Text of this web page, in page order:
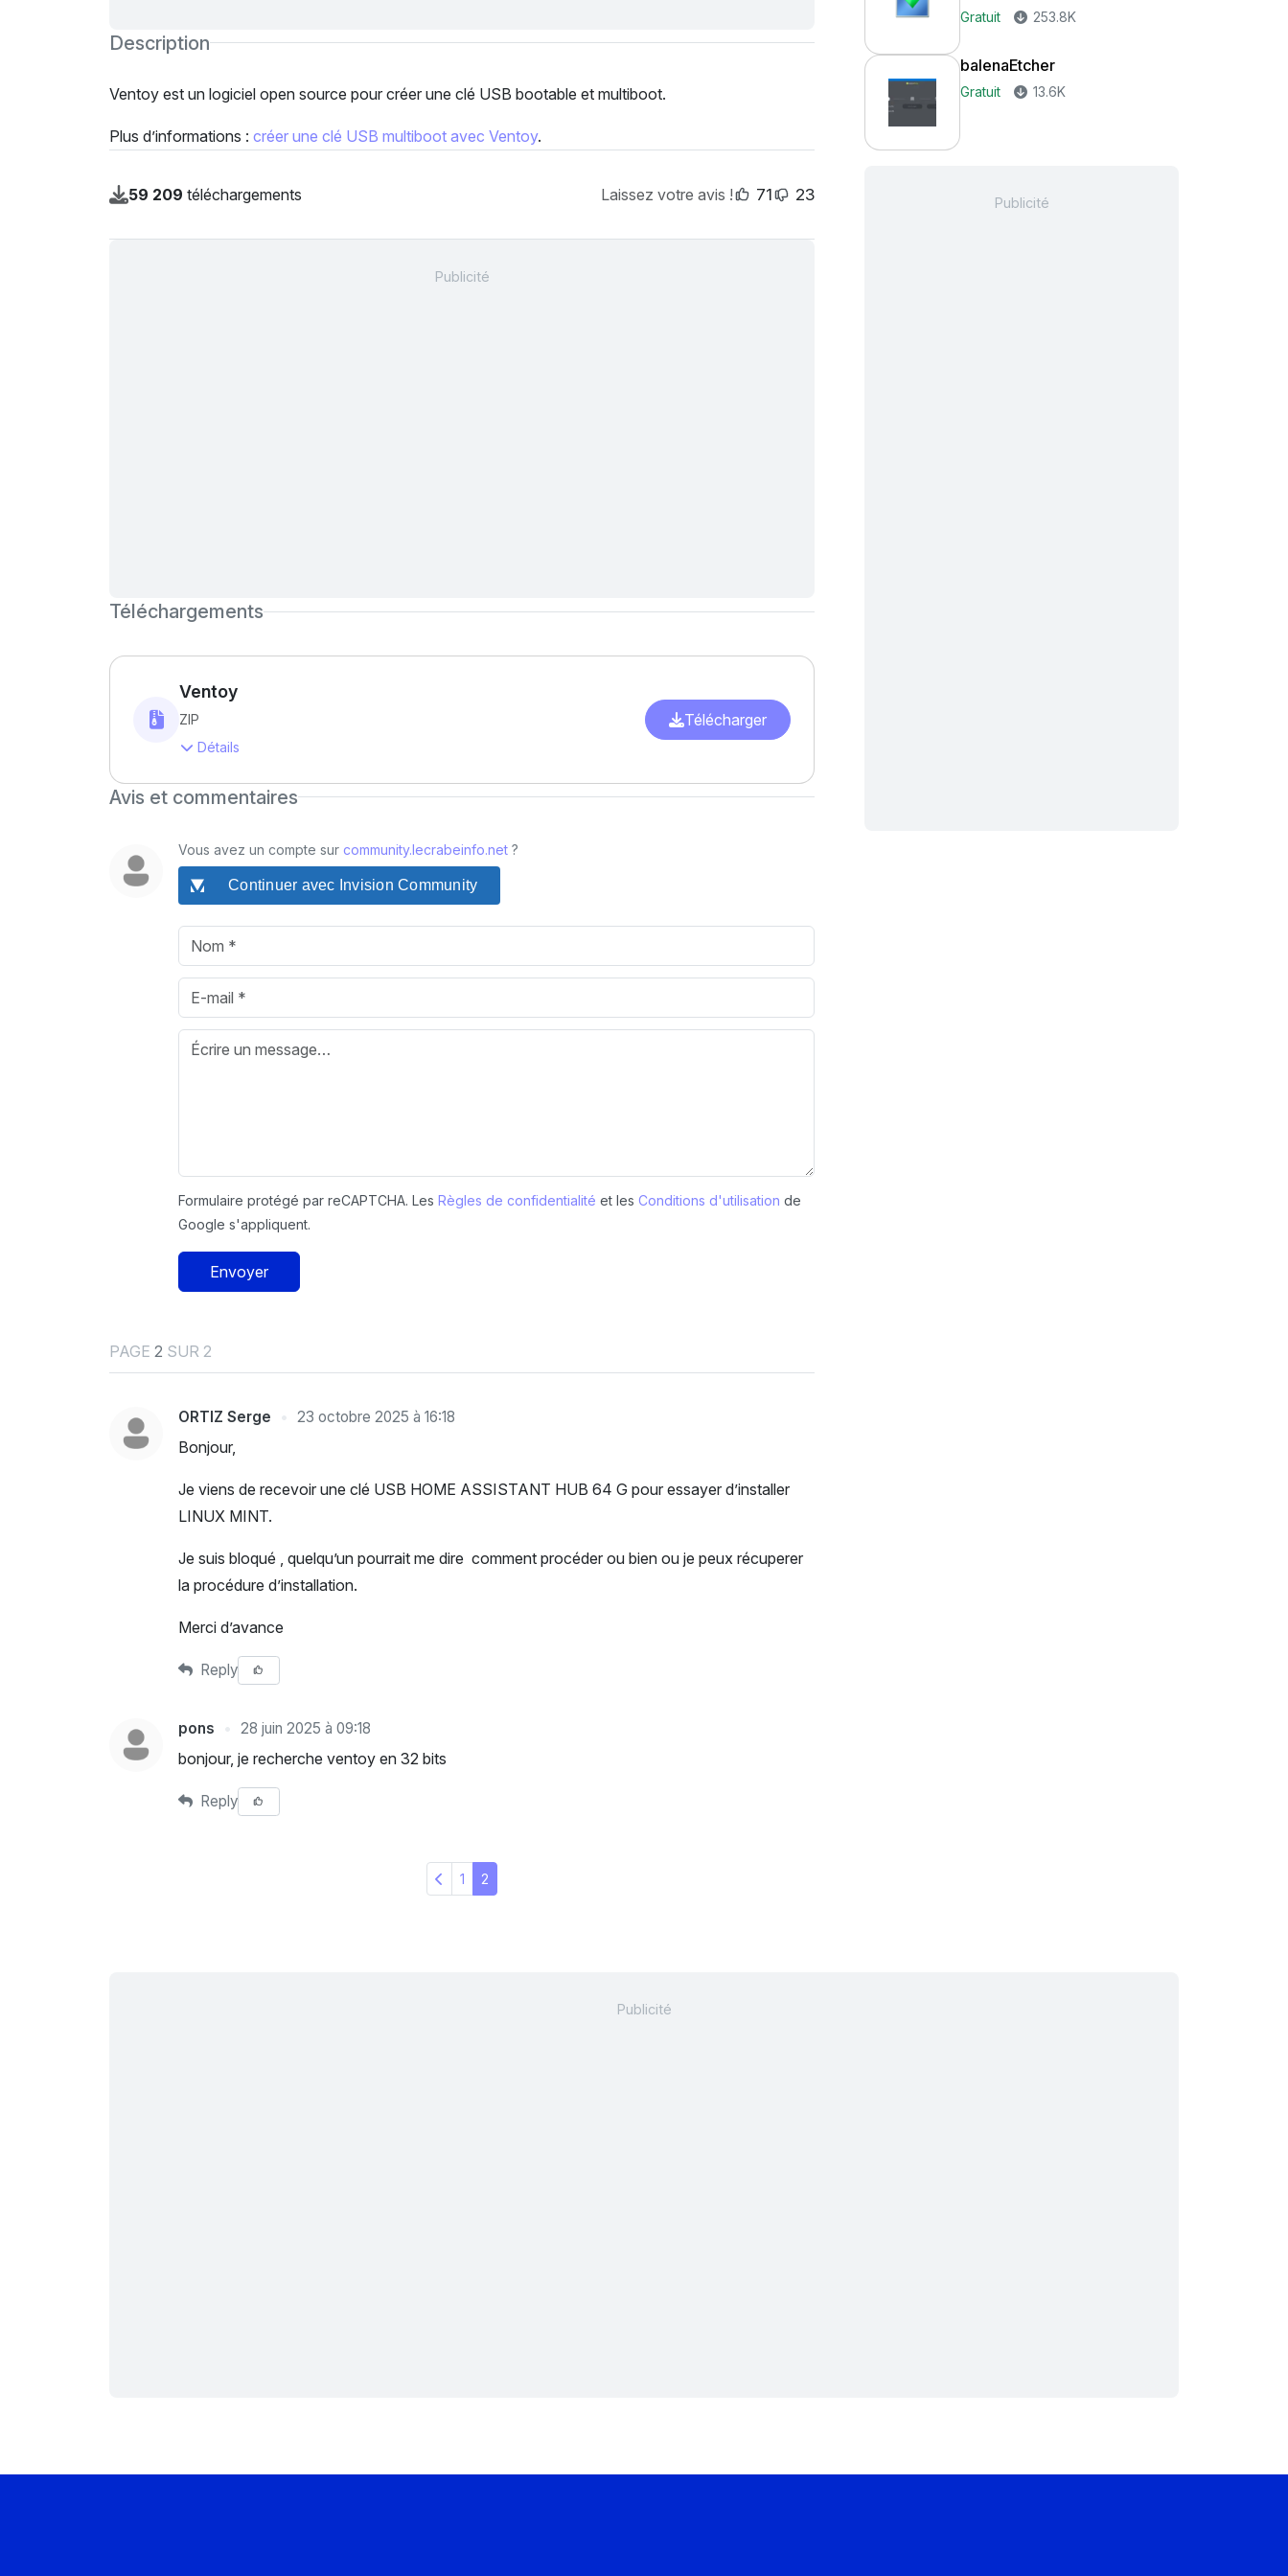
Description
Ventoy est un logiciel open source pour créer une clé USB bootable et multiboot.
Plus d’informations : créer une clé USB multiboot avec Ventoy.
59 209 téléchargements Laissez votre avis ! 71 23
Téléchargements
Ventoy
ZIP
Détails
Télécharger
Avis et commentaires
Vous avez un compte sur community.lecrabeinfo.net ?
Continuer avec Invision Community
Formulaire protégé par reCAPTCHA. Les Règles de confidentialité et les Conditions d'utilisation de
Google s'appliquent.
Envoyer
PAGE 2 SUR 2
ORTIZ Serge 23 octobre 2025 à 16:18
Bonjour,
Je viens de recevoir une clé USB HOME ASSISTANT HUB 64 G pour essayer d’installer
LINUX MINT.
Je suis bloqué , quelqu’un pourrait me dire comment procéder ou bien ou je peux récuperer
la procédure d’installation.
Merci d’avance
Reply
pons 28 juin 2025 à 09:18
bonjour, je recherche ventoy en 32 bits
Reply
1 2
Gratuit 253.8K
balenaEtcher
Gratuit 13.6K